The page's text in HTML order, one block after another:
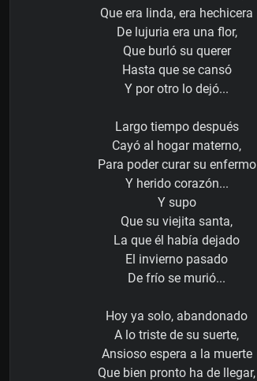
Que era linda, era hechicera
De lujuria era una flor,
Que burló su querer
Hasta que se cansó
Y por otro lo dejó...
Largo tiempo después
Cayó al hogar materno,
Para poder curar su enfermo
Y herido corazón...
Y supo
Que su viejita santa,
La que él había dejado
El invierno pasado
De frío se murió...
Hoy ya solo, abandonado
A lo triste de su suerte,
Ansioso espera a la muerte
Que bien pronto ha de llegar,